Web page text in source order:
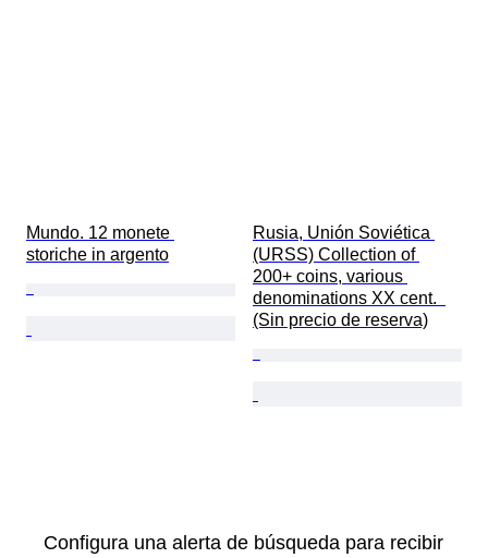
Mundo. 12 monete
storiche in argento
Rusia, Unión Soviética
(URSS) Collection of
200+ coins, various
denominations XX cent.
(Sin precio de reserva)
Configura una alerta de búsqueda para recibir